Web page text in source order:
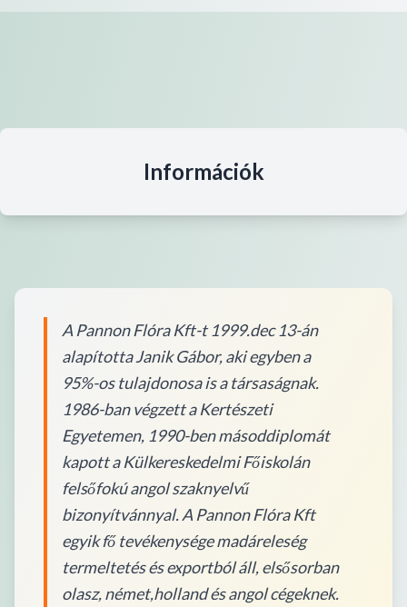
Információk
A Pannon Flóra Kft-t 1999.dec 13-án
alapította Janik Gábor, aki egyben a
95%-os tulajdonosa is a társaságnak.
1986-ban végzett a Kertészeti
Egyetemen, 1990-ben másoddiplomát
kapott a Külkereskedelmi Főiskolán
felsőfokú angol szaknyelvű
bizonyítvánnyal. A Pannon Flóra Kft
egyik fő tevékenysége madáreleség
termeltetés és exportból áll, elsősorban
olasz, német,holland és angol cégeknek.